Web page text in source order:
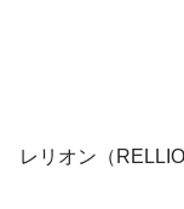
レリオン（